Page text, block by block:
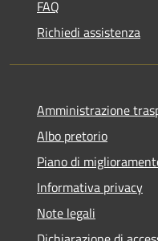
FAQ
Richiedi assistenza
Amministrazione
Albo pretorio
Piano di
Informativa privacy
Note legali